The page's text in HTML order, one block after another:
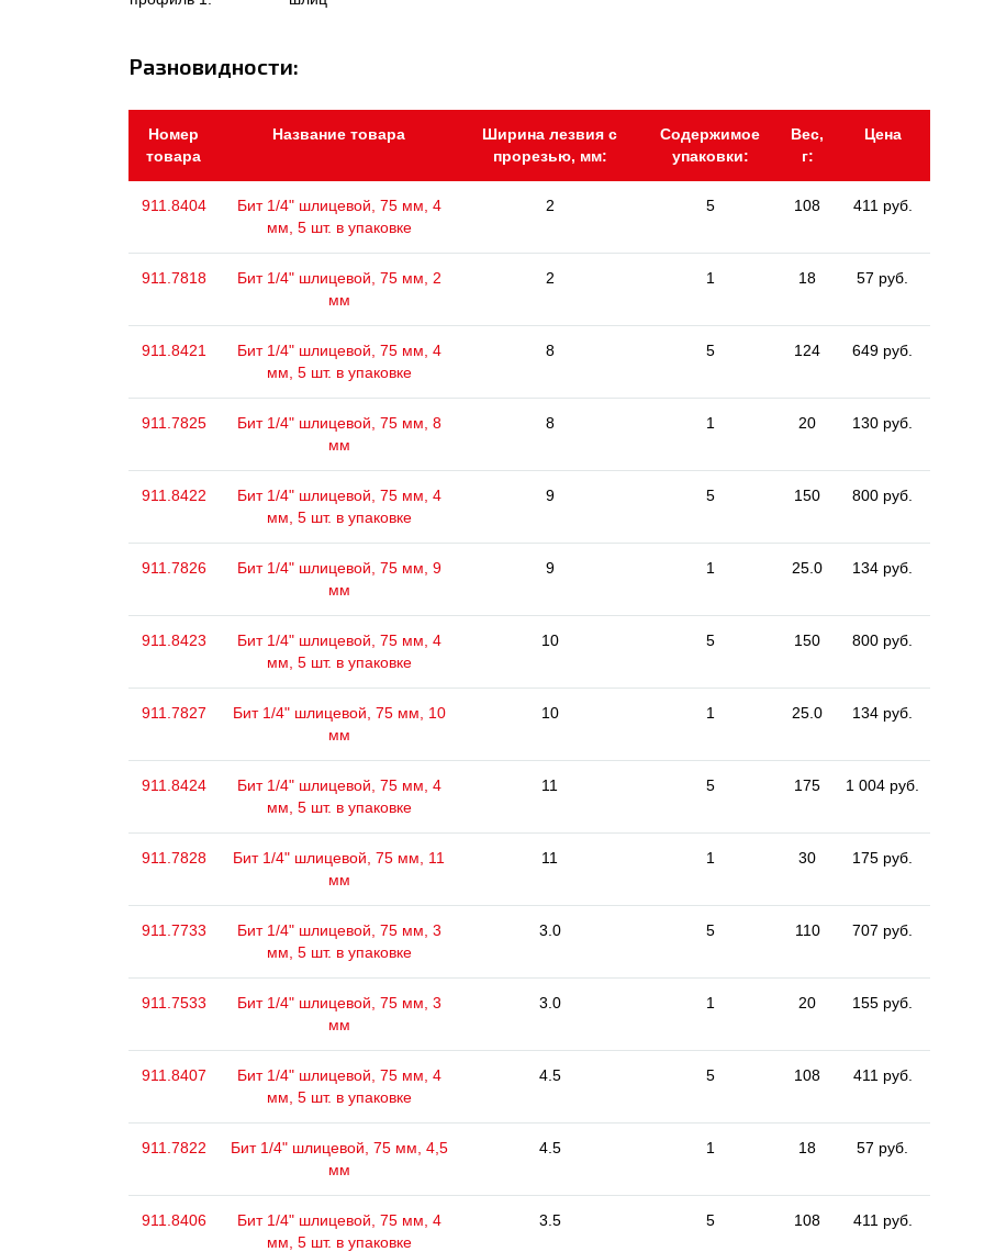
Разновидности:
Номер
товара
Название товара
Ширина лезвия с
прорезью, мм:
Содержимое
упаковки:
Вес,
г:
Цена
911.8404
Бит 1/4" шлицевой, 75 мм, 4
мм, 5 шт. в упаковке
2 5 108 411 руб.
911.7818
Бит 1/4" шлицевой, 75 мм, 2
мм
2 1 18 57 руб.
911.8421
Бит 1/4" шлицевой, 75 мм, 4
мм, 5 шт. в упаковке
8 5 124 649 руб.
911.7825
Бит 1/4" шлицевой, 75 мм, 8
мм
8 1 20 130 руб.
911.8422
Бит 1/4" шлицевой, 75 мм, 4
мм, 5 шт. в упаковке
9 5 150 800 руб.
911.7826
Бит 1/4" шлицевой, 75 мм, 9
мм
9 1 25.0 134 руб.
911.8423
Бит 1/4" шлицевой, 75 мм, 4
мм, 5 шт. в упаковке
10 5 150 800 руб.
911.7827
Бит 1/4" шлицевой, 75 мм, 10
мм
10 1 25.0 134 руб.
911.8424
Бит 1/4" шлицевой, 75 мм, 4
мм, 5 шт. в упаковке
11 5 175 1 004 руб.
911.7828
Бит 1/4" шлицевой, 75 мм, 11
мм
11 1 30 175 руб.
911.7733
Бит 1/4" шлицевой, 75 мм, 3
мм, 5 шт. в упаковке
3.0 5 110 707 руб.
911.7533
Бит 1/4" шлицевой, 75 мм, 3
мм
3.0 1 20 155 руб.
911.8407
Бит 1/4" шлицевой, 75 мм, 4
мм, 5 шт. в упаковке
4.5 5 108 411 руб.
911.7822
Бит 1/4" шлицевой, 75 мм, 4,5
мм
4.5 1 18 57 руб.
911.8406
Бит 1/4" шлицевой, 75 мм, 4
мм, 5 шт. в упаковке
3.5 5 108 411 руб.